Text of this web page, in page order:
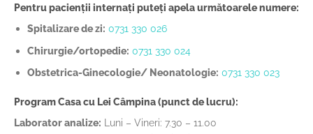
Pentru pacienții internați puteți apela următoarele numere:
Spitalizare de zi: 0731 330 026
Chirurgie/ortopedie: 0731 330 024
Obstetrica-Ginecologie/ Neonatologie: 0731 330 023
Program Casa cu Lei Câmpina (punct de lucru):
Laborator analize: Luni – Vineri: 7.30 – 11.00